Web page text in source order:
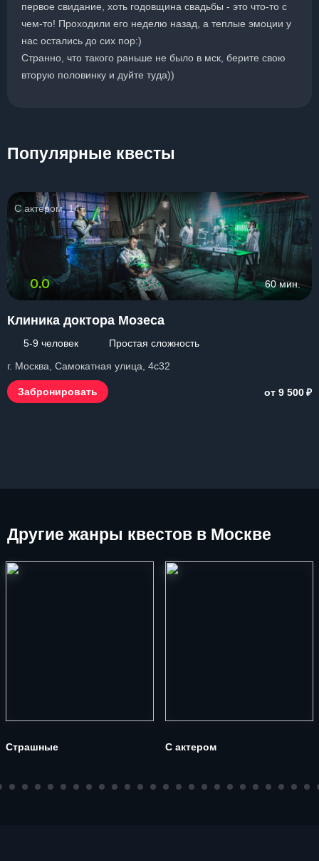
первое свидание, хоть годовщина свадьбы - это что-то с
чем-то! Проходили его неделю назад, а теплые эмоции у
нас остались до сих пор:)
Странно, что такого раньше не было в мск, берите свою
вторую половинку и дуйте туда))
Популярные квесты
С актером, 14+
0.0 60 мин.
Клиника доктора Мозеса
5-9 человек
Простая сложность
г. Москва, Самокатная улица, 4с32
Забронировать от 9 500₽
Другие жанры квестов в Москве
Страшные С актером